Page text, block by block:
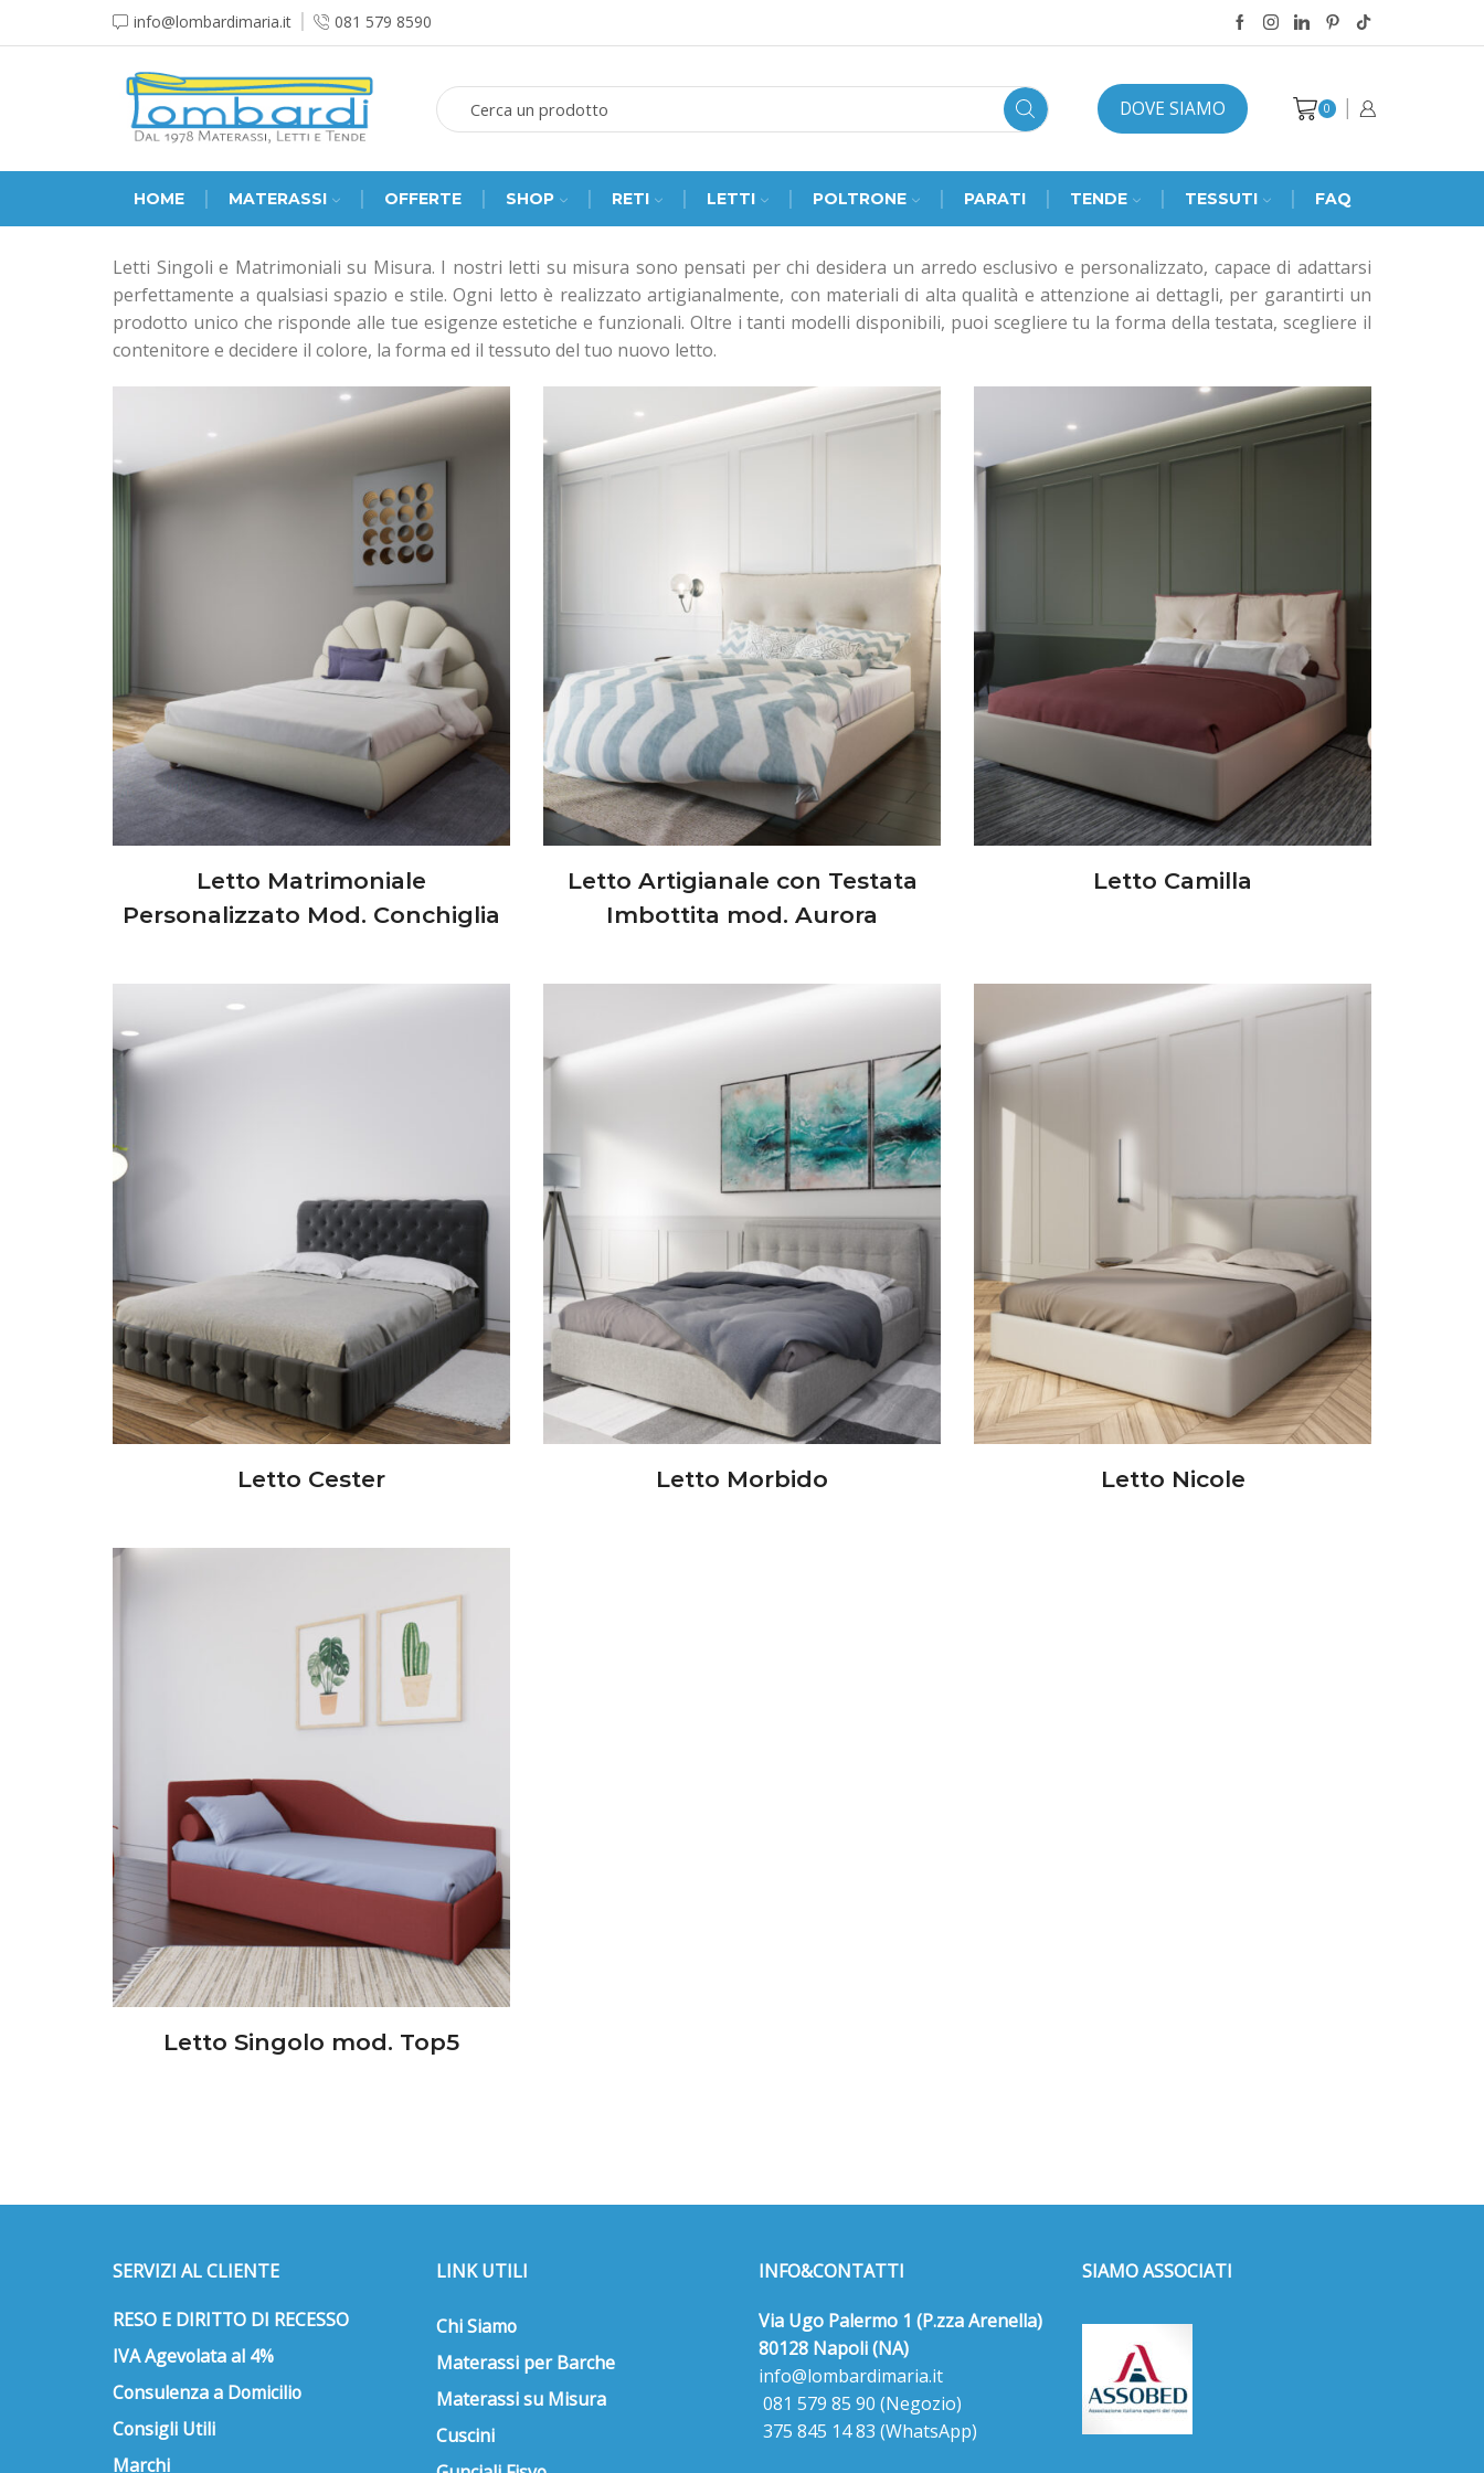
info@lombardimaria.it 081 579 8590
DOVE SIAMO 0
HOME MATERASSI OFFERTE SHOP RETI LETTI POLTRONE PARATI TENDE TESSUTI FAQ
Letti Singoli e Matrimoniali su Misura. I nostri letti su misura sono pensati per chi desidera un arredo esclusivo e personalizzato, capace di adattarsi
perfettamente a qualsiasi spazio e stile. Ogni letto è realizzato artigianalmente, con materiali di alta qualità e attenzione ai dettagli, per garantirti un
prodotto unico che risponde alle tue esigenze estetiche e funzionali. Oltre i tanti modelli disponibili, puoi scegliere tu la forma della testata, scegliere il
contenitore e decidere il colore, la forma ed il tessuto del tuo nuovo letto.
Letto Matrimoniale
Personalizzato Mod. Conchiglia
Letto Artigianale con Testata
Imbottita mod. Aurora
Letto Camilla
Letto Cester Letto Morbido Letto Nicole
Letto Singolo mod. Top5
SERVIZI AL CLIENTE
RESO E DIRITTO DI RECESSO
IVA Agevolata al 4%
Consulenza a Domicilio
Consigli Utili
Marchi
LINK UTILI
Chi Siamo
Materassi per Barche
Materassi su Misura
Cuscini
INFO&CONTATTI
Via Ugo Palermo 1 (P.zza Arenella)
80128 Napoli (NA)
info@lombardimaria.it
081 579 85 90 (Negozio)
375 845 14 83 (WhatsApp)
SIAMO ASSOCIATI